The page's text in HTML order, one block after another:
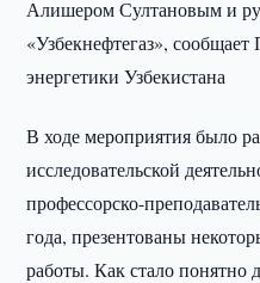
Алишером Султановым и
«Узбекнефтегаз»,
энергетики Узбекистана
В ходе мероприятия было
исследовательской
профессорско-
года, презентованы
работы. Как стало понятно